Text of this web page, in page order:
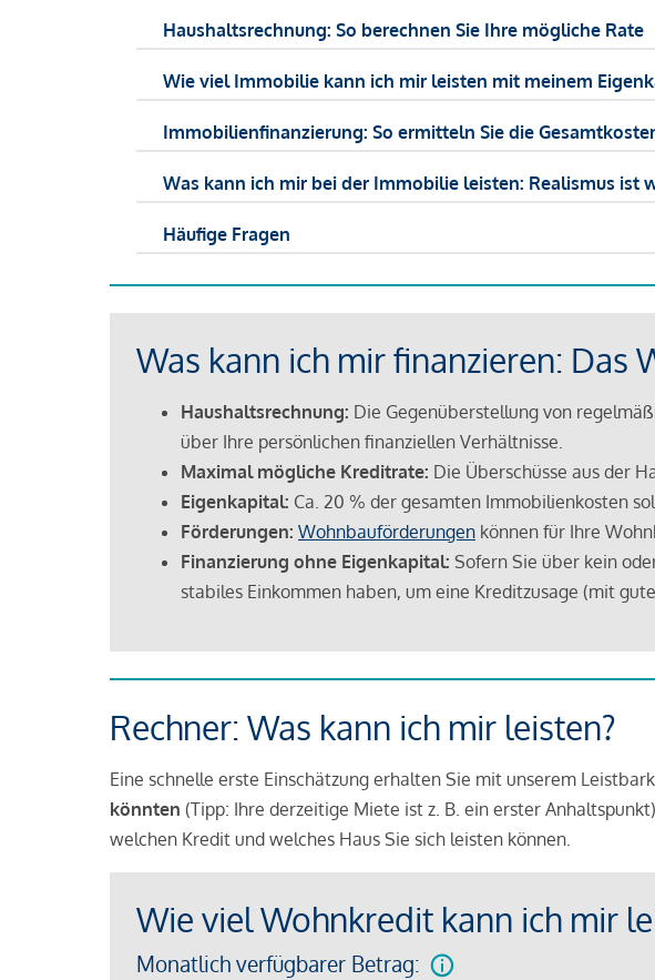
Haushaltsrechnung: So berechnen Sie Ihre mögliche Rate
Wie viel Immobilie kann ich mir leisten mit meinem
Immobilienfinanzierung: So ermitteln Sie die
Was kann ich mir bei der Immobilie leisten: Realismus ist
Häufige Fragen
Was kann ich mir finanzieren: Das
Haushaltsrechnung: Die Gegenüberstellung von
über Ihre persönlichen finanziellen Verhältnisse.
Maximal mögliche Kreditrate: Die Überschüsse aus der
Eigenkapital: Ca. 20 % der gesamten Immobilienkosten
Förderungen: Wohnbauförderungen können für Ihre
Finanzierung ohne Eigenkapital: Sofern Sie über kein
stabiles Einkommen haben, um eine Kreditzusage (mit
Rechner: Was kann ich mir leisten?
Eine schnelle erste Einschätzung erhalten Sie mit unserem
könnten (Tipp: Ihre derzeitige Miete ist z. B. ein erster
welchen Kredit und welches Haus Sie sich leisten können.
Wie viel Wohnkredit kann ich mir
Monatlich verfügbarer Betrag: